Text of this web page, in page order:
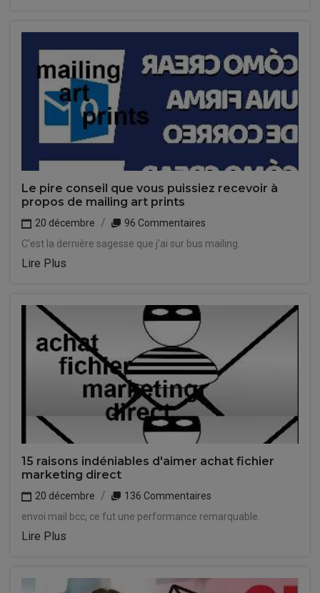
Le pire conseil que vous puissiez recevoir à
propos de mailing art prints
20 décembre
96 Commentaires
C'est la dernière sagesse que j'ai sur bus mailing.
Lire Plus
15 raisons indéniables d'aimer achat fichier
marketing direct
20 décembre
136 Commentaires
envoi mail bcc, ce fut une performance remarquable.
Lire Plus